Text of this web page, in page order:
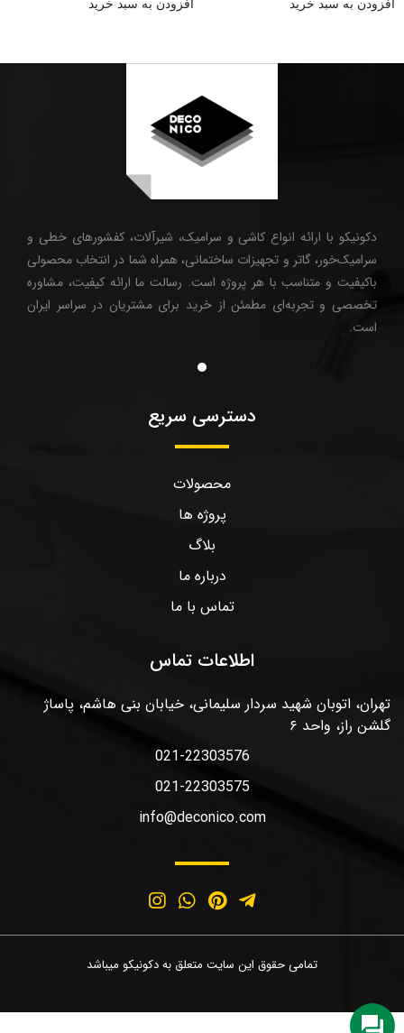
افزودن به سبد خرید افزودن به سبد خرید
دکونیکو با ارائه انواع کاشی و سرامیک، شیرآلات، کفشورهای خطی و
سرامیک‌خور، گاتر و تجهیزات ساختمانی، همراه شما در انتخاب محصولی
باکیفیت و متناسب با هر پروژه است. رسالت ما ارائه کیفیت، مشاوره
تخصصی و تجربه‌ای مطمئن از خرید برای مشتریان در سراسر ایران
است.
دسترسی سریع
محصولات
پروژه ها
بلاگ
درباره ما
تماس با ما
اطلاعات تماس
تهران، اتوبان شهید سردار سلیمانی، خیابان بنی هاشم، پاساژ
گلشن راز، واحد ۶
021-22303576
021-22303575
info@deconico.com
تمامی حقوق این سایت متعلق به دکونیکو میباشد